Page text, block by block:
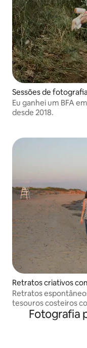
Sessões de
Eu ganhei um BFA
desde 2018.
Retratos criativos
Retratos
tesouros costeiros
Fotografia